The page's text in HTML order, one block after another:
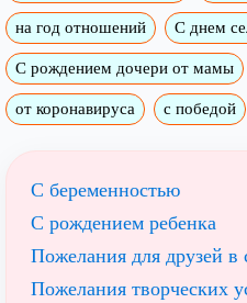
на год отношений С днем
С рождением дочери от мамы
от коронавируса с победой
С беременностью
С рождением ребенка
Пожелания для друзей в
Пожелания творческих